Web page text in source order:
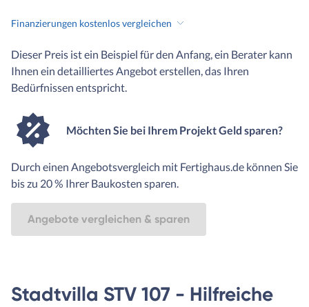
Finanzierungen kostenlos vergleichen
Dieser Preis ist ein Beispiel für den Anfang, ein Berater kann
Ihnen ein detailliertes Angebot erstellen, das Ihren
Bedürfnissen entspricht.
Möchten Sie bei Ihrem Projekt Geld sparen?
Durch einen Angebotsvergleich mit Fertighaus.de können Sie
bis zu 20 % Ihrer Baukosten sparen.
Angebote vergleichen & sparen
Stadtvilla STV 107 - Hilfreiche